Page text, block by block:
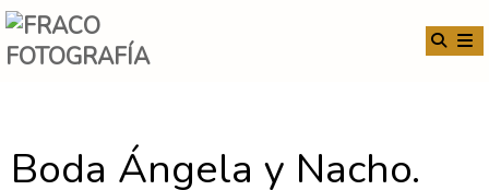
Boda Ángela y Nacho.